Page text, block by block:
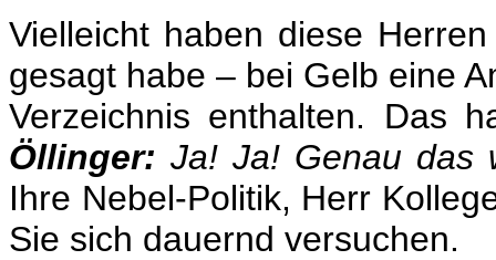
Vielleicht haben diese
gesagt habe – bei Gelb eine
Verzeichnis enthalten. Das
Öllinger: Ja! Ja! Genau das
Ihre Nebel-Politik, Herr
Sie sich dauernd versuchen.